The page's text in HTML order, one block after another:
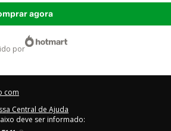
agora
por
com
Central de Ajuda
deve ser informado: